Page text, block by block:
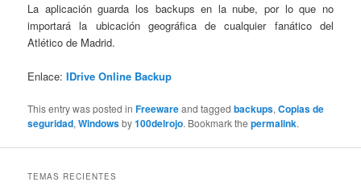
La aplicación guarda los backups en la nube, por lo que no
importará la ubicación geográfica de cualquier fanático del
Atlético de Madrid.
Enlace:IDrive Online Backup
This entry was posted inFreewareand taggedbackups,Copias de
seguridad,Windowsby100delrojo. Bookmark thepermalink.
TEMAS RECIENTES